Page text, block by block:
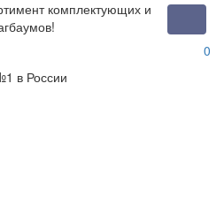
комплектующих и
0
в России